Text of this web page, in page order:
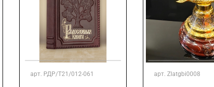
арт. РДР/Т21/012-061 арт. Zlatgbi0008